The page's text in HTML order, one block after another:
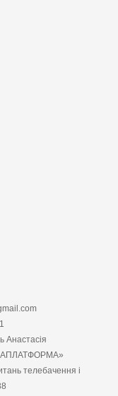
Анастасія
телебачення і